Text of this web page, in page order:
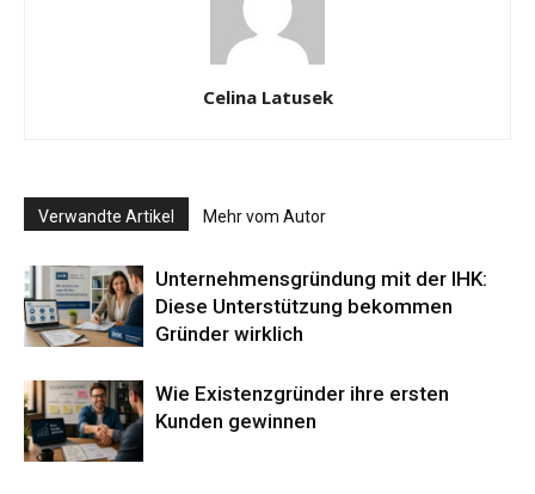
Celina Latusek
Verwandte Artikel Mehr vom Autor
Unternehmensgründung mit der IHK:
Diese Unterstützung bekommen
Gründer wirklich
Wie Existenzgründer ihre ersten
Kunden gewinnen